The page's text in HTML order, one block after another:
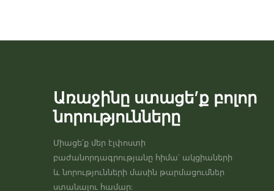
Առաջինը ստացե’ք բոլոր
նորությունները
Միացե՛ք մեր էլփոստի
բաժանորդագրությանը հիմա՝ ակցիաների
և նորությունների մասին թարմացումներ
ստանալու համար: